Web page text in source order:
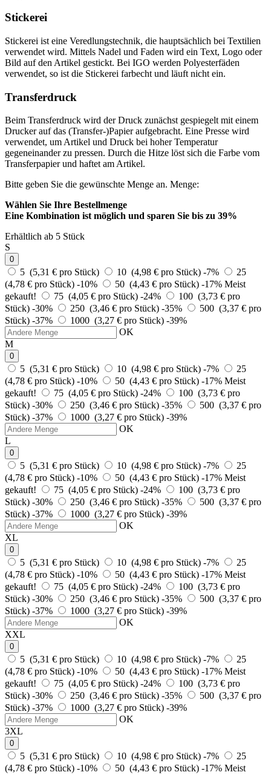
Stickerei
Stickerei ist eine Veredlungstechnik, die hauptsächlich bei Textilien
verwendet wird. Mittels Nadel und Faden wird ein Text, Logo oder
Bild auf den Artikel gestickt. Bei IGO werden Polyesterfäden
verwendet, so ist die Stickerei farbecht und läuft nicht ein.
Transferdruck
Beim Transferdruck wird der Druck zunächst gespiegelt mit einem
Drucker auf das (Transfer-)Papier aufgebracht. Eine Presse wird
verwendet, um Artikel und Druck bei hoher Temperatur
gegeneinander zu pressen. Durch die Hitze löst sich die Farbe vom
Transferpapier und haftet am Artikel.
Bitte geben Sie die gewünschte Menge an. Menge:
Wählen Sie Ihre Bestellmenge
Eine Kombination ist möglich und sparen Sie bis zu 39%
Erhältlich ab 5 Stück
S
0
5 (5,31 € pro Stück) 10 (4,98 € pro Stück) -7%
25
(4,78 € pro Stück) -10% 50 (4,43 € pro Stück) -17% Meist
gekauft!
75 (4,05 € pro Stück) -24%
100 (3,73 € pro
Stück) -30% 250 (3,46 € pro Stück) -35%
500 (3,37 € pro
Stück) -37% 1000 (3,27 € pro Stück) -39%
OK
M
0
5 (5,31 € pro Stück) 10 (4,98 € pro Stück) -7%
25
(4,78 € pro Stück) -10% 50 (4,43 € pro Stück) -17% Meist
gekauft!
75 (4,05 € pro Stück) -24%
100 (3,73 € pro
Stück) -30% 250 (3,46 € pro Stück) -35%
500 (3,37 € pro
Stück) -37% 1000 (3,27 € pro Stück) -39%
OK
L
0
5 (5,31 € pro Stück) 10 (4,98 € pro Stück) -7%
25
(4,78 € pro Stück) -10% 50 (4,43 € pro Stück) -17% Meist
gekauft!
75 (4,05 € pro Stück) -24%
100 (3,73 € pro
Stück) -30% 250 (3,46 € pro Stück) -35%
500 (3,37 € pro
Stück) -37% 1000 (3,27 € pro Stück) -39%
OK
XL
0
5 (5,31 € pro Stück) 10 (4,98 € pro Stück) -7%
25
(4,78 € pro Stück) -10% 50 (4,43 € pro Stück) -17% Meist
gekauft!
75 (4,05 € pro Stück) -24%
100 (3,73 € pro
Stück) -30% 250 (3,46 € pro Stück) -35%
500 (3,37 € pro
Stück) -37% 1000 (3,27 € pro Stück) -39%
OK
XXL
0
5 (5,31 € pro Stück) 10 (4,98 € pro Stück) -7%
25
(4,78 € pro Stück) -10% 50 (4,43 € pro Stück) -17% Meist
gekauft!
75 (4,05 € pro Stück) -24%
100 (3,73 € pro
Stück) -30% 250 (3,46 € pro Stück) -35%
500 (3,37 € pro
Stück) -37% 1000 (3,27 € pro Stück) -39%
OK
3XL
0
5 (5,31 € pro Stück) 10 (4,98 € pro Stück) -7%
25
(4,78 € pro Stück) -10% 50 (4,43 € pro Stück) -17% Meist